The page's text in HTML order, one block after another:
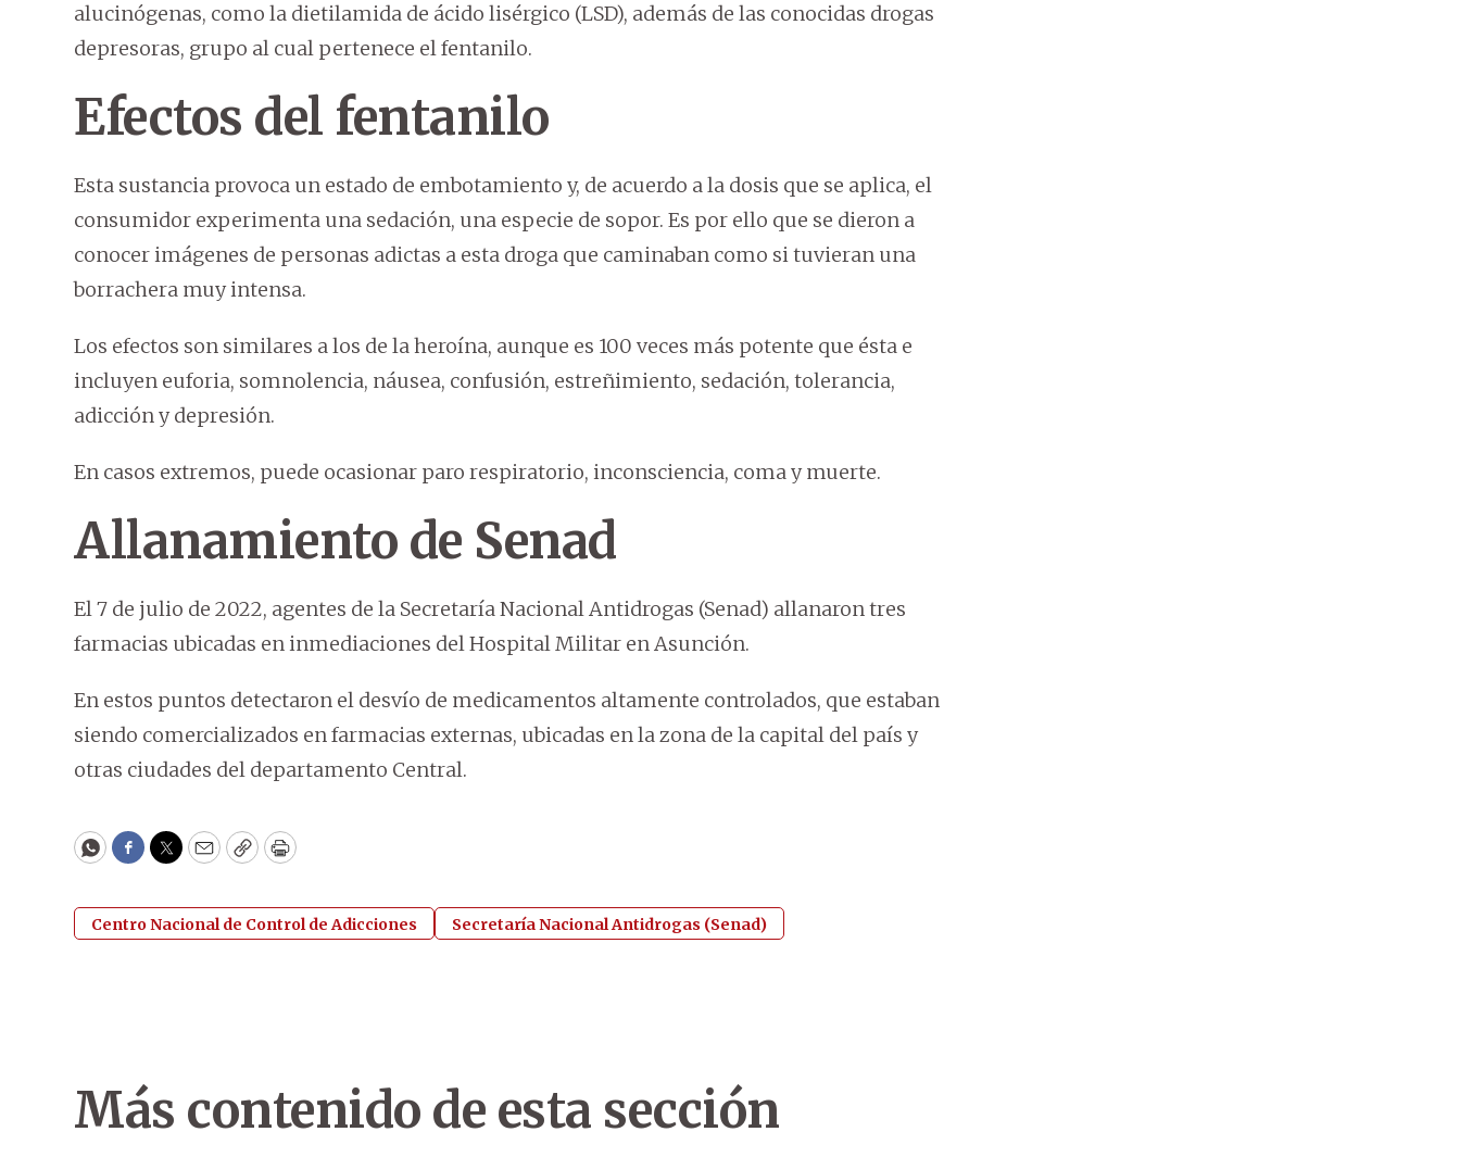
alucinógenas, como la dietilamida de ácido lisérgico (LSD), además de las conocidas drogas
depresoras, grupo al cual pertenece el fentanilo.
Efectos del fentanilo
Esta sustancia provoca un estado de embotamiento y, de acuerdo a la dosis que se aplica, el
consumidor experimenta una sedación, una especie de sopor. Es por ello que se dieron a
conocer imágenes de personas adictas a esta droga que caminaban como si tuvieran una
borrachera muy intensa.
Los efectos son similares a los de la heroína, aunque es 100 veces más potente que ésta e
incluyen euforia, somnolencia, náusea, confusión, estreñimiento, sedación, tolerancia,
adicción y depresión.
En casos extremos, puede ocasionar paro respiratorio, inconsciencia, coma y muerte.
Allanamiento de Senad
El 7 de julio de 2022, agentes de la Secretaría Nacional Antidrogas (Senad) allanaron tres
farmacias ubicadas en inmediaciones del Hospital Militar en Asunción.
En estos puntos detectaron el desvío de medicamentos altamente controlados, que estaban
siendo comercializados en farmacias externas, ubicadas en la zona de la capital del país y
otras ciudades del departamento Central.
WhatsApp
Facebook
Twitter
EmailCopyPrint
Centro Nacional de Control de Adicciones Secretaría Nacional Antidrogas (Senad)
Más contenido de esta sección